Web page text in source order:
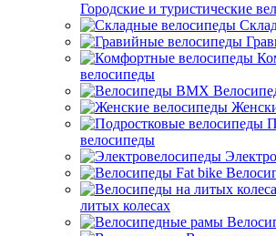
Городские и туристические
велосипеды
велосипеды
литых колесах